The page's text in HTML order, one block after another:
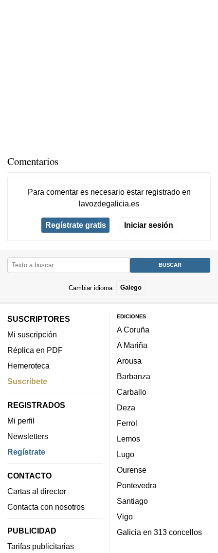
Comentarios
Para comentar es necesario estar registradoen
lavozdegalicia.es
Regístrate gratis Iniciar sesión
Cambiar idioma: Galego
SUSCRIPTORES
Mi suscripción
Réplica en PDF
Hemeroteca
Suscríbete
REGISTRADOS
Mi perfil
Newsletters
Regístrate
CONTACTO
Cartas al director
Contacta con nosotros
PUBLICIDAD
Tarifas publicitarias
EDICIONES
A Coruña
A Mariña
Arousa
Barbanza
Carballo
Deza
Ferrol
Lemos
Lugo
Ourense
Pontevedra
Santiago
Vigo
Galicia en 313 concellos